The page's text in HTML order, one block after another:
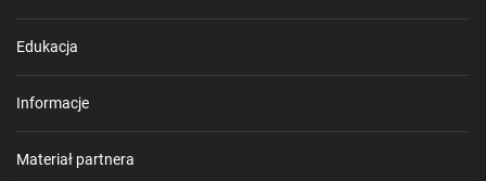
Edukacja
Informacje
Materiał partnera